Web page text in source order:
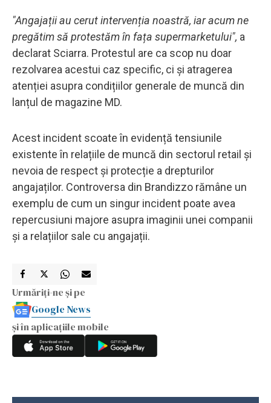
"Angajații au cerut intervenția noastră, iar acum ne
pregătim să protestăm în fața supermarketului", a
declarat Sciarra. Protestul are ca scop nu doar
rezolvarea acestui caz specific, ci și atragerea
atenției asupra condițiilor generale de muncă din
lanțul de magazine MD.
Acest incident scoate în evidență tensiunile
existente în relațiile de muncă din sectorul retail și
nevoia de respect și protecție a drepturilor
angajaților. Controversa din Brandizzo rămâne un
exemplu de cum un singur incident poate avea
repercusiuni majore asupra imaginii unei companii
și a relațiilor sale cu angajații.
Urmăriți-ne și pe
Google News
și în aplicațiile mobile